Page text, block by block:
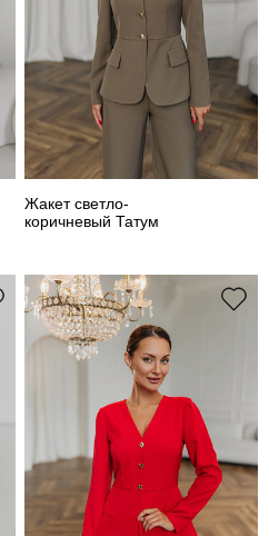
Жакет светло-
коричневый Татум